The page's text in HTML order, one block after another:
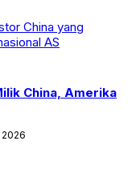
China, Amerika